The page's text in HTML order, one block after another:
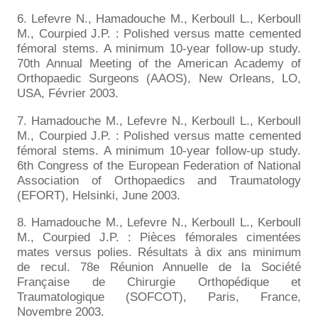
6. Lefevre N., Hamadouche M., Kerboull L., Kerboull
M., Courpied J.P. : Polished versus matte cemented
fémoral stems. A minimum 10-year follow-up study.
70th Annual Meeting of the American Academy of
Orthopaedic Surgeons (AAOS), New Orleans, LO,
USA, Février 2003.
7. Hamadouche M., Lefevre N., Kerboull L., Kerboull
M., Courpied J.P. : Polished versus matte cemented
fémoral stems. A minimum 10-year follow-up study.
6th Congress of the European Federation of National
Association of Orthopaedics and Traumatology
(EFORT), Helsinki, June 2003.
8. Hamadouche M., Lefevre N., Kerboull L., Kerboull
M., Courpied J.P. : Pièces fémorales cimentées
mates versus polies. Résultats à dix ans minimum
de recul. 78e Réunion Annuelle de la Société
Française de Chirurgie Orthopédique et
Traumatologique (SOFCOT), Paris, France,
Novembre 2003.